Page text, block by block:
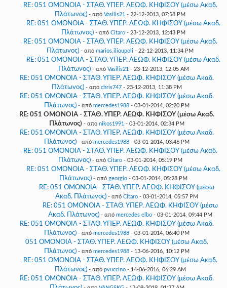
RE: 051 ΟΜΟΝΟΙΑ - ΣΤΑΘ. ΥΠΕΡ. ΛΕΩΦ. ΚΗΦΙΣΟΥ (μέσω Ακαδ.
Πλάτωνος) - από Vasilis21 - 22-12-2013, 07:58 PM
RE: 051 ΟΜΟΝΟΙΑ - ΣΤΑΘ. ΥΠΕΡ. ΛΕΩΦ. ΚΗΦΙΣΟΥ (μέσω Ακαδ.
Πλάτωνος) - από Citaro - 23-12-2013, 12:43 PM
RE: 051 ΟΜΟΝΟΙΑ - ΣΤΑΘ. ΥΠΕΡ. ΛΕΩΦ. ΚΗΦΙΣΟΥ (μέσω Ακαδ.
Πλάτωνος) - από marios.ilioupoli - 22-12-2013, 11:34 PM
RE: 051 ΟΜΟΝΟΙΑ - ΣΤΑΘ. ΥΠΕΡ. ΛΕΩΦ. ΚΗΦΙΣΟΥ (μέσω Ακαδ.
Πλάτωνος) - από Vasilis21 - 23-12-2013, 12:05 AM
RE: 051 ΟΜΟΝΟΙΑ - ΣΤΑΘ. ΥΠΕΡ. ΛΕΩΦ. ΚΗΦΙΣΟΥ (μέσω Ακαδ.
Πλάτωνος) - από chris747 - 23-12-2013, 11:38 PM
RE: 051 ΟΜΟΝΟΙΑ - ΣΤΑΘ. ΥΠΕΡ. ΛΕΩΦ. ΚΗΦΙΣΟΥ (μέσω Ακαδ.
Πλάτωνος) - από mercedes1988 - 03-01-2014, 02:20 PM
RE: 051 ΟΜΟΝΟΙΑ - ΣΤΑΘ. ΥΠΕΡ. ΛΕΩΦ. ΚΗΦΙΣΟΥ (μέσω Ακαδ.
Πλάτωνος) - από nikos1991 - 03-01-2014, 02:34 PM
RE: 051 ΟΜΟΝΟΙΑ - ΣΤΑΘ. ΥΠΕΡ. ΛΕΩΦ. ΚΗΦΙΣΟΥ (μέσω Ακαδ.
Πλάτωνος) - από mercedes1988 - 03-01-2014, 03:46 PM
RE: 051 ΟΜΟΝΟΙΑ - ΣΤΑΘ. ΥΠΕΡ. ΛΕΩΦ. ΚΗΦΙΣΟΥ (μέσω Ακαδ.
Πλάτωνος) - από Citaro- 03-01-2014, 05:19 PM
RE: 051 ΟΜΟΝΟΙΑ - ΣΤΑΘ. ΥΠΕΡ. ΛΕΩΦ. ΚΗΦΙΣΟΥ (μέσω Ακαδ.
Πλάτωνος) - από georgio - 03-01-2014, 05:28 PM
RE: 051 ΟΜΟΝΟΙΑ - ΣΤΑΘ. ΥΠΕΡ. ΛΕΩΦ. ΚΗΦΙΣΟΥ (μέσω
Ακαδ. Πλάτωνος) - από Citaro - 03-01-2014, 05:57 PM
RE: 051 ΟΜΟΝΟΙΑ - ΣΤΑΘ. ΥΠΕΡ. ΛΕΩΦ. ΚΗΦΙΣΟΥ (μέσω
Ακαδ. Πλάτωνος) - από mercedes elbo- 03-01-2014, 09:44 PM
RE: 051 ΟΜΟΝΟΙΑ - ΣΤΑΘ. ΥΠΕΡ. ΛΕΩΦ. ΚΗΦΙΣΟΥ (μέσω Ακαδ.
Πλάτωνος) - από mercedes1988 - 03-01-2014, 06:40 PM
051 ΟΜΟΝΟΙΑ - ΣΤΑΘ. ΥΠΕΡ. ΛΕΩΦ. ΚΗΦΙΣΟΥ (μέσω Ακαδ.
Πλάτωνος) - από mercedes1988 - 13-06-2016, 10:12 PM
RE: 051 ΟΜΟΝΟΙΑ - ΣΤΑΘ. ΥΠΕΡ. ΛΕΩΦ. ΚΗΦΙΣΟΥ (μέσω Ακαδ.
Πλάτωνος) - από pvuccino- 14-06-2016, 06:29 AM
RE: 051 ΟΜΟΝΟΙΑ - ΣΤΑΘ. ΥΠΕΡ. ΛΕΩΦ. ΚΗΦΙΣΟΥ (μέσω Ακαδ.